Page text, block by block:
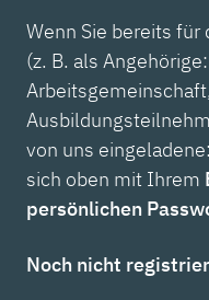
Wenn Sie bereits für
(z. B. als
von uns
sich oben mit Ihrem
persönlichen
Noch nicht